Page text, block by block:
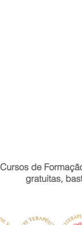
Cursos de
gratuitas,